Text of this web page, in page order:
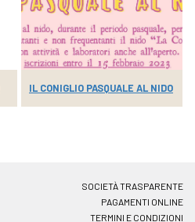
IL CONIGLIO PASQUALE AL NIDO
SOCIETÀ TRASPARENTE
PAGAMENTI ONLINE
TERMINI E CONDIZIONI